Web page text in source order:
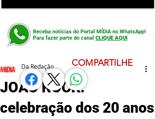
Receba notícias do Portal MÍDIA no WhatsApp!
Para fazer parte do canal CLIQUE AQUI
JOÃO ROCK:
celebração dos 20 anos
Da Redação COMPARTILHE